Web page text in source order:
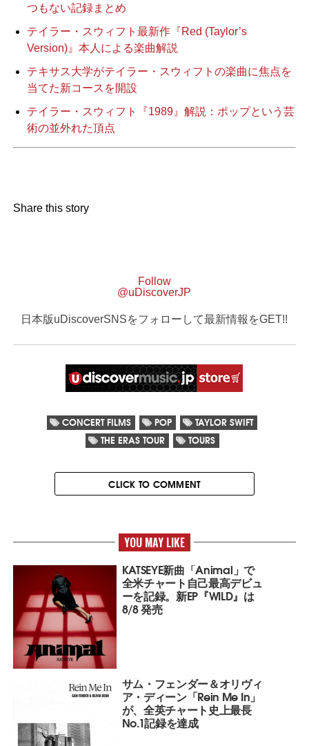
つもない記録まとめ
テイラー・スウィフト最新作『Red (Taylor’s
Version)』本人による楽曲解説
テキサス大学がテイラー・スウィフトの楽曲に焦点を
当てた新コースを開設
テイラー・スウィフト『1989』解説：ポップという芸
術の並外れた頂点
Share this story
Follow
@uDiscoverJP
日本版uDiscoverSNSをフォローして最新情報をGET!!
CONCERT FILMS POP
TAYLOR SWIFT
THE ERAS TOUR
TOURS
CLICK TO COMMENT
YOU MAY LIKE
KATSEYE新曲「Animal」で
全米チャート自己最高デビュ
ーを記録。新EP『WILD』は
8/8 発売
サム・フェンダー＆オリヴィ
ア・ディーン「Rein Me In」
が、全英チャート史上最長
No.1記録を達成